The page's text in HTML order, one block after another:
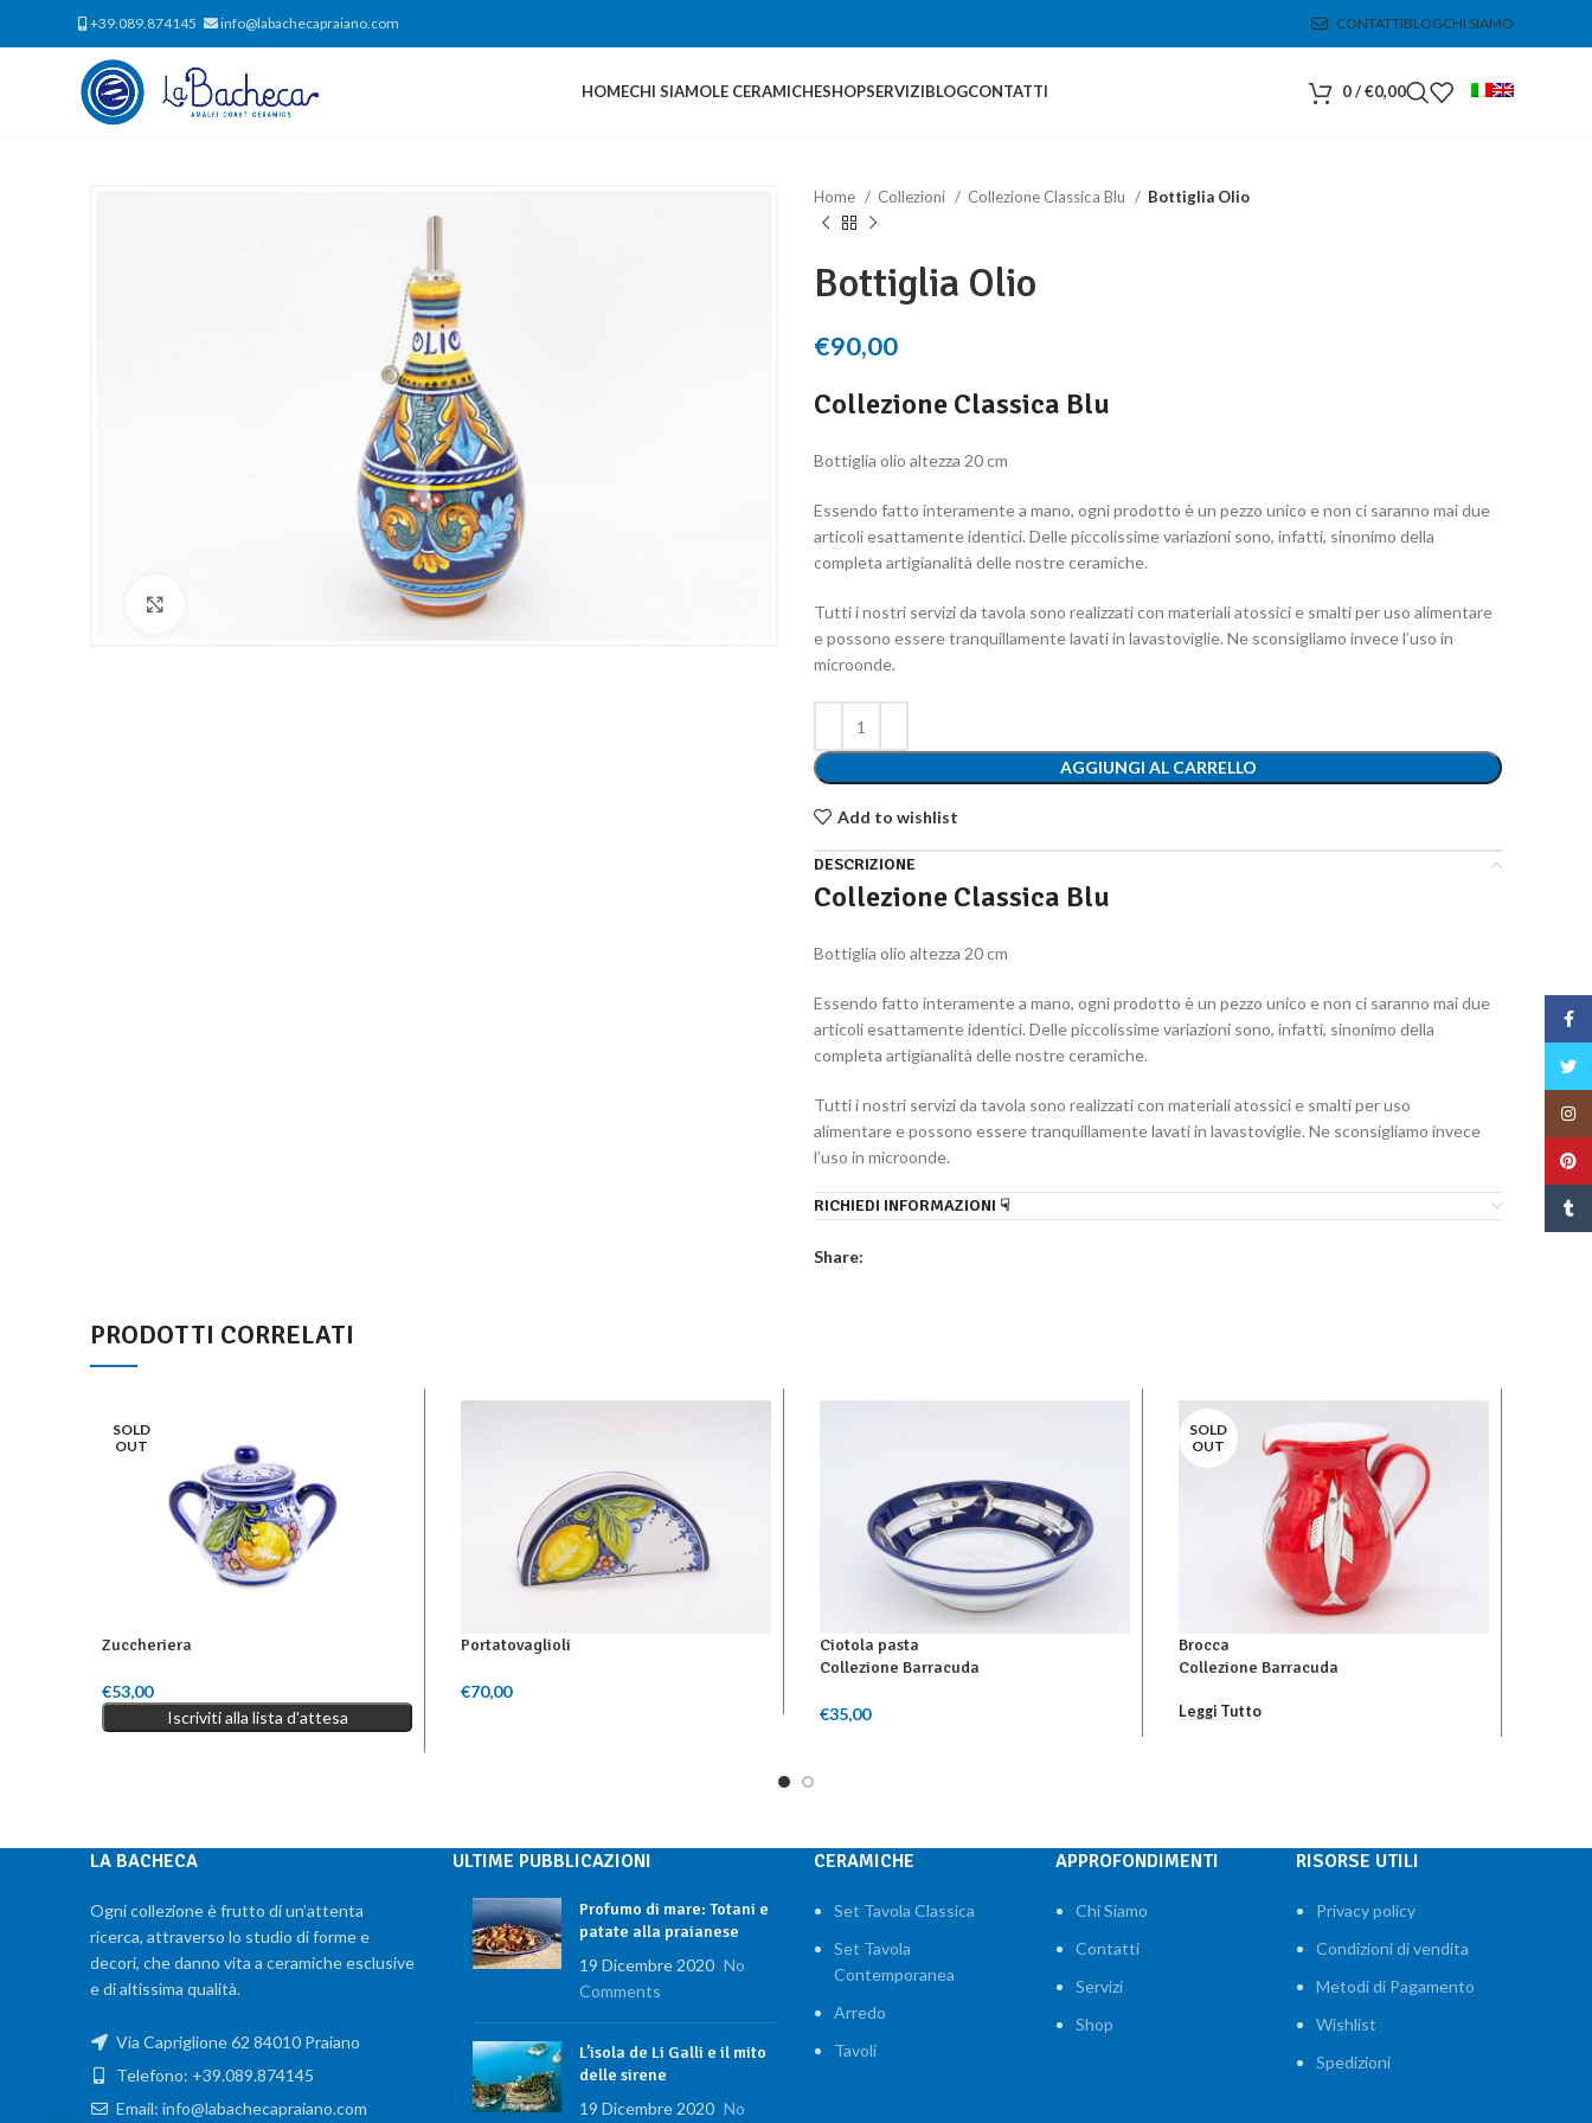
+39.089.874145 info@labachecapraiano.com CONTATTIBLOGCHI SIAMO
HOMECHI SIAMOLE CERAMICHESHOPSERVIZIBLOGCONTATTI 0/€0,00
Home Collezioni Collezione Classica Blu Bottiglia Olio
Bottiglia Olio
€90,00
Collezione Classica Blu
Bottiglia olio altezza 20 cm
Essendo fatto interamente a mano, ogni prodotto è un pezzo unico e non ci saranno mai due
articoli esattamente identici. Delle piccolissime variazioni sono, infatti, sinonimo della
completa artigianalità delle nostre ceramiche.
Tutti i nostri servizi da tavola sono realizzati con materiali atossici e smalti per uso alimentare
e possono essere tranquillamente lavati in lavastoviglie. Ne sconsigliamo invece l’uso in
microonde.
AGGIUNGI AL CARRELLO
Add to wishlist
DESCRIZIONE
Collezione Classica Blu
Bottiglia olio altezza 20 cm
Essendo fatto interamente a mano, ogni prodotto è un pezzo unico e non ci saranno mai due
articoli esattamente identici. Delle piccolissime variazioni sono, infatti, sinonimo della
completa artigianalità delle nostre ceramiche.
Tutti i nostri servizi da tavola sono realizzati con materiali atossici e smalti per uso
alimentare e possono essere tranquillamente lavati in lavastoviglie. Ne sconsigliamo invece
l’uso in microonde.
RICHIEDI INFORMAZIONI ☟
Share:
PRODOTTI CORRELATI
SOLD
OUT
Zuccheriera
€53,00
Leggi TuttoIscriviti alla lista d'attesa
Portatovaglioli
€70,00
Ciotola pasta
Collezione Barracuda
€35,00
SOLD
OUT
Brocca
Collezione Barracuda
Leggi Tutto
LA BACHECA
Ogni collezione è frutto di un’attenta
ricerca, attraverso lo studio di forme e
decori, che danno vita a ceramiche esclusive
e di altissima qualità.
Via Capriglione 62 84010 Praiano
Telefono: +39.089.874145
Email: info@labachecapraiano.com
ULTIME PUBBLICAZIONI
Profumo di mare: Totani e
patate alla praianese
19 Dicembre 2020 No
Comments
L’isola de Li Galli e il mito
delle sirene
19 Dicembre 2020 No
CERAMICHE
Set Tavola Classica
Set Tavola
Contemporanea
Arredo
Tavoli
APPROFONDIMENTI
Chi Siamo
Contatti
Servizi
Shop
RISORSE UTILI
Privacy policy
Condizioni di vendita
Metodi di Pagamento
Wishlist
Spedizioni